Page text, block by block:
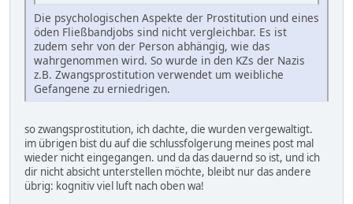
Die psychologischen Aspekte der Prostitution und eines
öden Fließbandjobs sind nicht vergleichbar. Es ist
zudem sehr von der Person abhängig, wie das
wahrgenommen wird. So wurde in den KZs der Nazis
z.B. Zwangsprostitution verwendet um weibliche
Gefangene zu erniedrigen.
so zwangsprostitution, ich dachte, die wurden vergewaltigt.
im übrigen bist du auf die schlussfolgerung meines post mal
wieder nicht eingegangen. und da das dauernd so ist, und ich
dir nicht absicht unterstellen möchte, bleibt nur das andere
übrig: kognitiv viel luft nach oben wa!